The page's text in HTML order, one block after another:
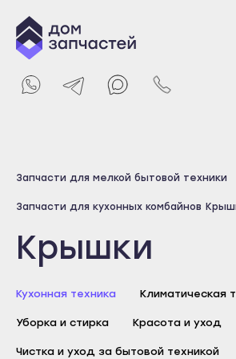
Выберите город
Уфа
Баймак
Белебей
Запчасти для мелкой бытовой техники
Запчасти для кухонных комбайнов
Крышки
Кухонная техника Климатическая
Уборка и стирка Красота и уход
Чистка и уход за бытовой техникой